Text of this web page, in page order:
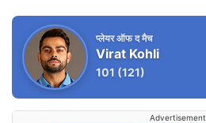
प्लेयर ऑफ द मैच
Virat Kohli
101 (121)
Advertisement